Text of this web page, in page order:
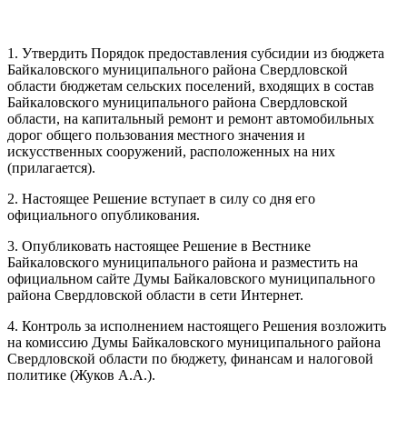
1. Утвердить Порядок предоставления субсидии из бюджета
Байкаловского муниципального района Свердловской
области бюджетам сельских поселений, входящих в состав
Байкаловского муниципального района Свердловской
области, на капитальный ремонт и ремонт автомобильных
дорог общего пользования местного значения и
искусственных сооружений, расположенных на них
(прилагается).
2. Настоящее Решение вступает в силу со дня его
официального опубликования.
3. Опубликовать настоящее Решение в Вестнике
Байкаловского муниципального района и разместить на
официальном сайте Думы Байкаловского муниципального
района Свердловской области в сети Интернет.
4. Контроль за исполнением настоящего Решения возложить
на комиссию Думы Байкаловского муниципального района
Свердловской области по бюджету, финансам и налоговой
политике (Жуков А.А.).